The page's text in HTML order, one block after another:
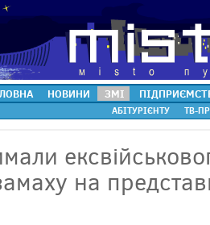
НОВИНИ ЗМІ
АБІТУРІЄНТУ ТВ-
на